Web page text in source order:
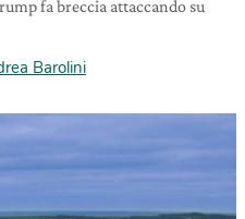
fa breccia attaccando su
Barolini